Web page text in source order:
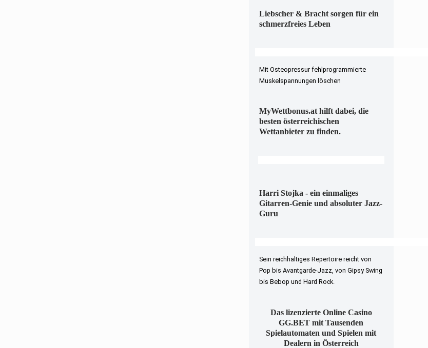
Liebscher & Bracht sorgen für ein
schmerzfreies Leben
Mit Osteopressur fehlprogrammierte
Muskelspannungen löschen
MyWettbonus.at hilft dabei, die
besten österreichischen
Wettanbieter zu finden.
Harri Stojka - ein einmaliges
Gitarren-Genie und absoluter Jazz-
Guru
Sein reichhaltiges Repertoire reicht von
Pop bis Avantgarde-Jazz, von Gipsy Swing
bis Bebop und Hard Rock.
Das lizenzierte Online Casino
GG.BET mit Tausenden
Spielautomaten und Spielen mit
Dealern in Österreich